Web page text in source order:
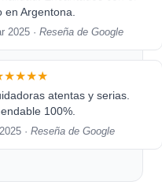
en Argentona.
2025 · Reseña de Google
atentas y serias.
100%.
·Reseña de Google